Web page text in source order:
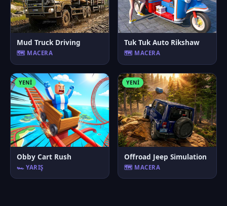
Mud Truck Driving
🗺️ MACERA
Tuk Tuk Auto Rikshaw
🗺️ MACERA
YENI
Obby Cart Rush
🏎️ YARIŞ
YENI
Offroad Jeep Simulation
🗺️ MACERA